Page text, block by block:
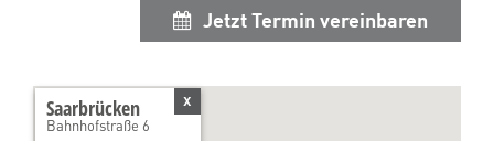
Jetzt Termin vereinbaren
x
Saarbrücken
Bahnhofstraße 6